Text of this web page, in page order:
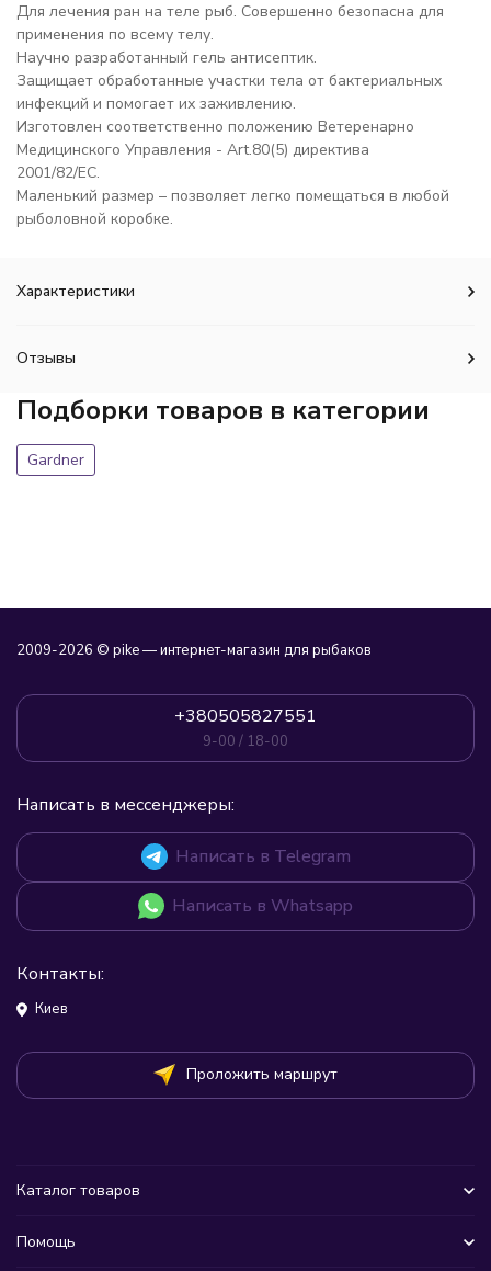
Для лечения ран на теле рыб. Совершенно безопасна для
применения по всему телу.
Научно разработанный гель антисептик.
Защищает обработанные участки тела от бактериальных
инфекций и помогает их заживлению.
Изготовлен соответственно положению Ветеренарно
Медицинского Управления - Art.80(5) директива
2001/82/EC.
Маленький размер – позволяет легко помещаться в любой
рыболовной коробке.
Характеристики
Отзывы
Подборки товаров в категории
Gardner
2009-2026 © pike — интернет-магазин для рыбаков
+380505827551
9-00 / 18-00
Написать в мессенджеры:
Написать в Telegram
Написать в Whatsapp
Контакты:
Киев
Проложить маршрут
Каталог товаров
Помощь